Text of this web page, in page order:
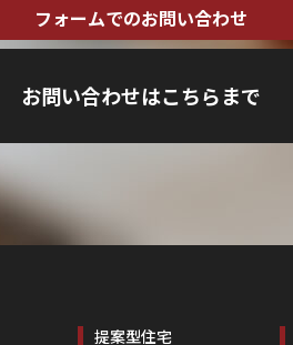
フォームでのお問い合わせ
お問い合わせはこちらまで
提案型住宅